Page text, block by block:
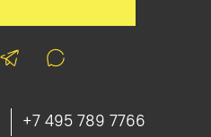
+7 495 789 7766